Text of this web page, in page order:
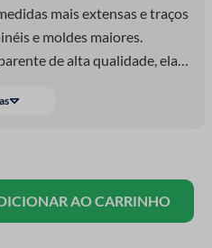
mais extensas e traços
e moldes maiores.
de alta qualidade, ela
e diagonais com total
visibilidade na hora de
Um acessório
impecável!
AO CARRINHO